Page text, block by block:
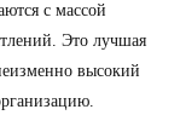
с массой
Это лучшая
высокий